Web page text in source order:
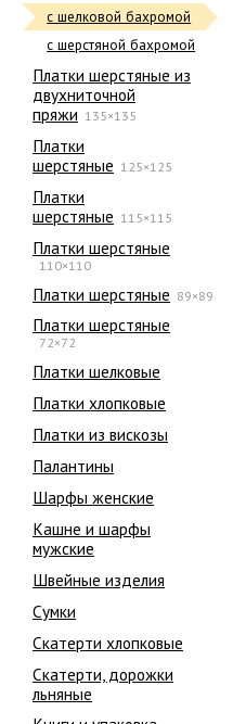
с шелковой бахромой
с шерстяной бахромой
Платки шерстяные из
двухниточной
пряжи 135×135
Платки
шерстяные 125×125
Платки
шерстяные 115×115
Платки шерстяные
110×110
Платки шерстяные 89×89
Платки шерстяные
72×72
Платки шелковые
Платки хлопковые
Платки из вискозы
Палантины
Шарфы женские
Кашне и шарфы
мужские
Швейные изделия
Сумки
Скатерти хлопковые
Скатерти, дорожки
льняные